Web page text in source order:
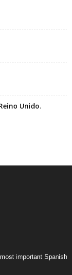
Unido.
important Spanish